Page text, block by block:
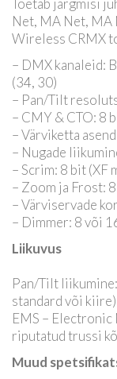
Toetab järgmisi
Net, MA Net, MA
Wireless CRMX
– DMX kanaleid:
(34, 30)
– Pan/Tilt
– CMY & CTO: 8
– Värviketta
– Nugade
– Scrim: 8 bit (XF
– Zoom ja Frost:
– Värviservade
– Dimmer: 8 või
Liikuvus
Pan/Tilt
standard või kiire)
EMS –
riputatud trussi
Muud